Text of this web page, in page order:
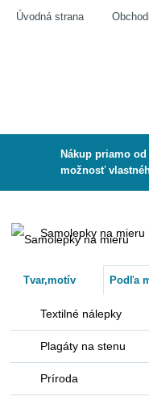
Úvodná strana
Nákup priamo
možnosť
Samolepky na mieru
Tvar,motív Podľa
Textilné nálepky
Plagáty na stenu
Príroda